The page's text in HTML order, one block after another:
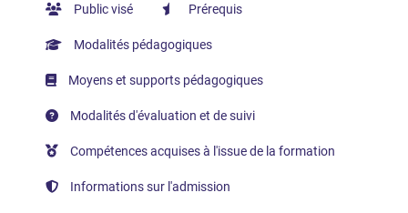
Public visé Prérequis
Modalités pédagogiques
Moyens et supports pédagogiques
Modalités d'évaluation et de suivi
Compétences acquises à l'issue de la formation
Informations sur l'admission